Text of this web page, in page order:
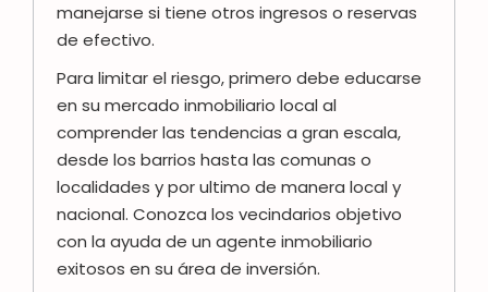
manejarse si tiene otros ingresos o reservas
de efectivo.
Para limitar el riesgo, primero debe educarse
en su mercado inmobiliario local al
comprender las tendencias a gran escala,
desde los barrios hasta las comunas o
localidades y por ultimo de manera local y
nacional. Conozca los vecindarios objetivo
con la ayuda de un agente inmobiliario
exitosos en su área de inversión.